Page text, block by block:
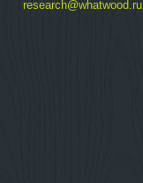
research@whatwood.ru